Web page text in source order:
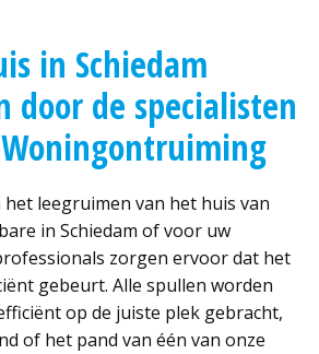
in Schiedam
door de specialisten
leegruimen van het huis van
in Schiedam of voor uw
zorgen ervoor dat het
gebeurt. Alle spullen worden
op de juiste plek gebracht,
of het pand van één van onze